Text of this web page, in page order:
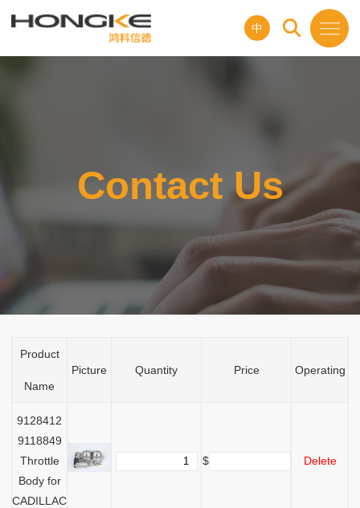
中
Contact Us
Product
Name
Picture Quantity Price Operating
9128412
9118849
Throttle
Body for
CADILLAC
$ Delete